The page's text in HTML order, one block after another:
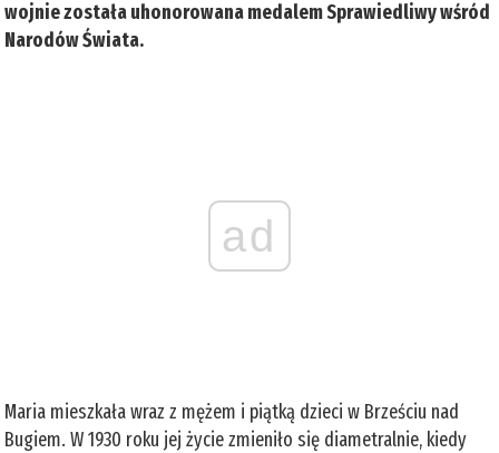
wojnie została uhonorowana medalem Sprawiedliwy wśród
Narodów Świata.
ad
Maria mieszkała wraz z mężem i piątką dzieci w Brześciu nad
Bugiem. W 1930 roku jej życie zmieniło się diametralnie, kiedy